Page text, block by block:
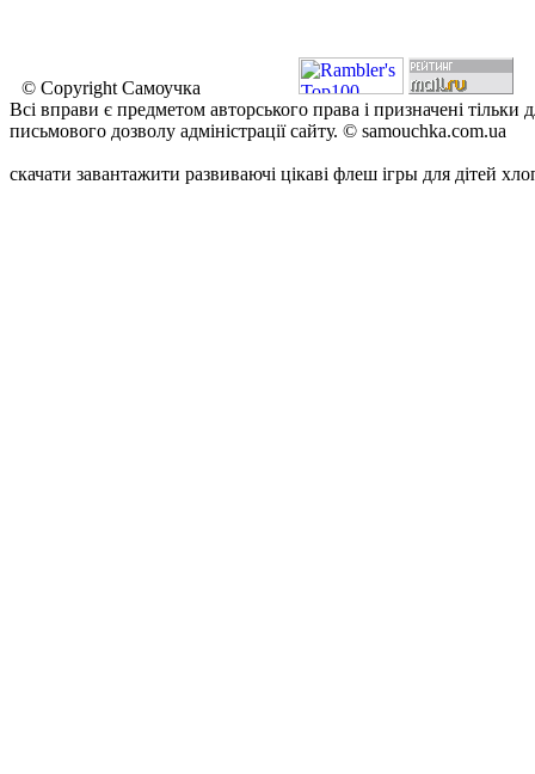
© Copyright Самоучка
Всі вправи є предметом авторського права і призначені
письмового дозволу адміністрації сайту. © samouchka.com.ua
скачати завантажити развиваючі цікаві флеш ігры для дітей